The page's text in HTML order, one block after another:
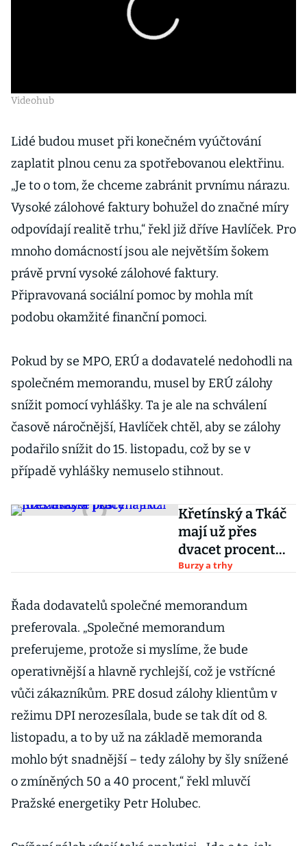
Videohub
Lidé budou muset při konečném vyúčtování
zaplatit plnou cenu za spotřebovanou elektřinu.
„Je to o tom, že chceme zabránit prvnímu nárazu.
Vysoké zálohové faktury bohužel do značné míry
odpovídají realitě trhu,“ řekl již dříve Havlíček. Pro
mnoho domácností jsou ale největším šokem
právě první vysoké zálohové faktury.
Připravovaná sociální pomoc by mohla mít
podobu okamžité finanční pomoci.
Pokud by se MPO, ERÚ a dodavatelé nedohodli na
společném memorandu, musel by ERÚ zálohy
snížit pomocí vyhlášky. Ta je ale na schválení
časově náročnější, Havlíček chtěl, aby se zálohy
podařilo snížit do 15. listopadu, což by se v
případě vyhlášky nemuselo stihnout.
Křetínský a Tkáč
mají už přes
dvacet procent
akcií nizozemské
Burzy a trhy
Řada dodavatelů společné memorandum
preferovala. „Společné memorandum
preferujeme, protože si myslíme, že bude
operativnější a hlavně rychlejší, což je vstřícné
vůči zákazníkům. PRE dosud zálohy klientům v
režimu DPI nerozesílala, bude se tak dít od 8.
listopadu, a to by už na základě memoranda
mohlo být snadnější – tedy zálohy by šly snížené
o zmíněných 50 a 40 procent,“ řekl mluvčí
Pražské energetiky Petr Holubec.